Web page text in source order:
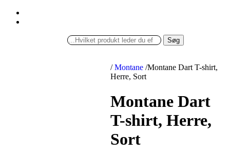
Søg
/ Montane /Montane Dart T-shirt,
Herre, Sort
Montane Dart
T-shirt, Herre,
Sort